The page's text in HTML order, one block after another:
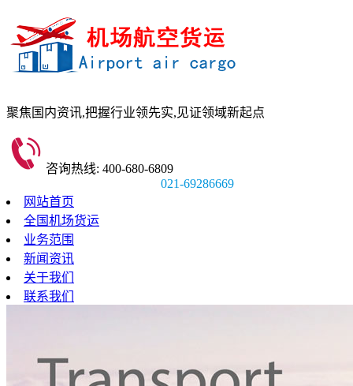
聚焦国内资讯,把握行业领先实,见证领域新起点
咨询热线: 400-680-6809
021-69286669
网站首页
全国机场货运
业务范围
新闻资讯
关于我们
联系我们